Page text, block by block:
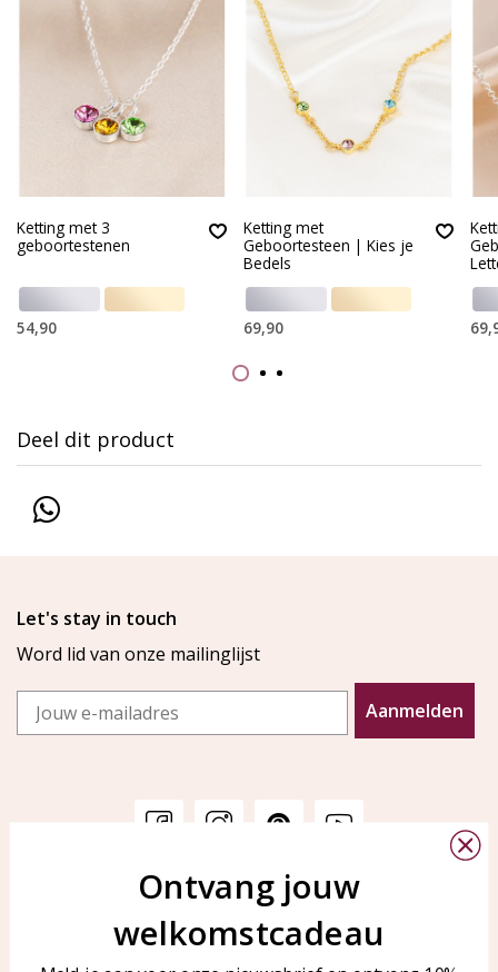
Ketting met 3
geboortestenen
54,90
Ketting met
Geboortesteen | Kies je
Bedels
69,90
Deel dit product
Let's stay in touch
Word lid van onze mailinglijst
Email
Aanmelden
Veelgestelde vragen
Sieraden onderhouden
KAYA Sieraden
Bellen of WhatsApp Ma-Vr
tussen 09:00-17:00
Ontvang jouw
welkomstcadeau